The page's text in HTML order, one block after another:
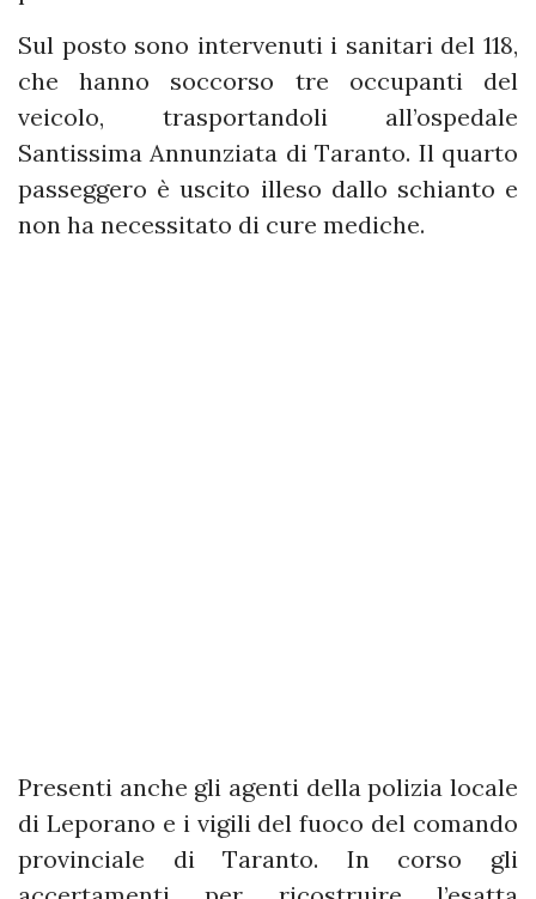
Sul posto sono intervenuti i sanitari del 118,
che hanno soccorso tre occupanti del
veicolo, trasportandoli all’ospedale
Santissima Annunziata di Taranto. Il quarto
passeggero è uscito illeso dallo schianto e
non ha necessitato di cure mediche.
Presenti anche gli agenti della polizia locale
di Leporano e i vigili del fuoco del comando
provinciale di Taranto. In corso gli